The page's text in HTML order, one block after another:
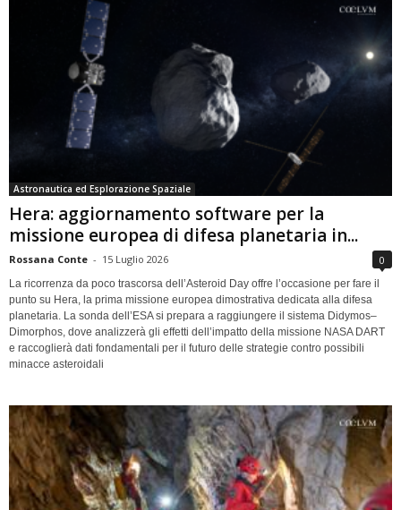
Astronautica ed Esplorazione Spaziale
Hera: aggiornamento software per la
missione europea di difesa planetaria in...
Rossana Conte - 15 Luglio 2026 0
La ricorrenza da poco trascorsa dell’Asteroid Day offre l’occasione per fare il
punto su Hera, la prima missione europea dimostrativa dedicata alla difesa
planetaria. La sonda dell’ESA si prepara a raggiungere il sistema Didymos–
Dimorphos, dove analizzerà gli effetti dell’impatto della missione NASA DART
e raccoglierà dati fondamentali per il futuro delle strategie contro possibili
minacce asteroidali